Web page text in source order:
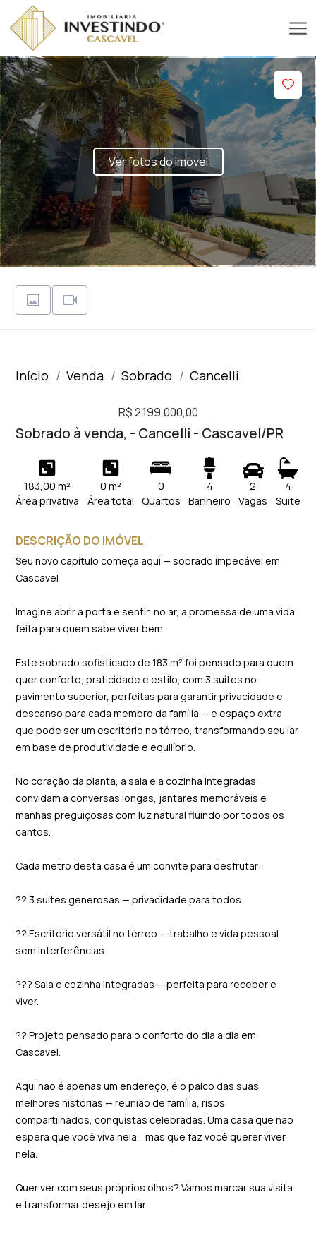
Ver fotos do imóvel
Início Venda Sobrado Cancelli
R$ 2.199.000,00
Sobrado à venda, - Cancelli - Cascavel/PR
183,00 m²
Área privativa
0 m²
Área total
0
Quartos
4
Banheiro
2
Vagas
4
Suite
DESCRIÇÃO DO IMÓVEL
Seu novo capítulo começa aqui — sobrado impecável em
Cascavel
Imagine abrir a porta e sentir, no ar, a promessa de uma vida
feita para quem sabe viver bem.
Este sobrado sofisticado de 183 m² foi pensado para quem
quer conforto, praticidade e estilo, com 3 suítes no
pavimento superior, perfeitas para garantir privacidade e
descanso para cada membro da família — e espaço extra
que pode ser um escritório no térreo, transformando seu lar
em base de produtividade e equilíbrio.
No coração da planta, a sala e a cozinha integradas
convidam a conversas longas, jantares memoráveis e
manhãs preguiçosas com luz natural fluindo por todos os
cantos.
Cada metro desta casa é um convite para desfrutar:
?? 3 suítes generosas — privacidade para todos.
?? Escritório versátil no térreo — trabalho e vida pessoal
sem interferências.
??? Sala e cozinha integradas — perfeita para receber e
viver.
?? Projeto pensado para o conforto do dia a dia em
Cascavel.
Aqui não é apenas um endereço, é o palco das suas
melhores histórias — reunião de família, risos
compartilhados, conquistas celebradas. Uma casa que não
espera que você viva nela… mas que faz você querer viver
nela.
Quer ver com seus próprios olhos? Vamos marcar sua visita
e transformar desejo em lar.